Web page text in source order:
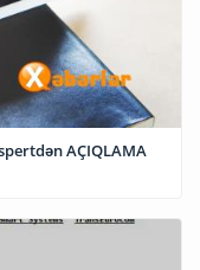
AÇIQLAMA